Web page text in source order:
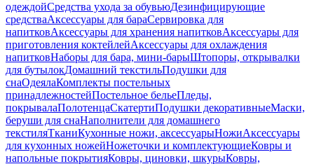
одеждойСредства ухода за обувьюДезинфицирующие
средстваАксессуары для бараСервировка для
напитковАксессуары для хранения напитковАксессуары для
приготовления коктейлейАксессуары для охлаждения
напитковНаборы для бара, мини-барыШтопоры, открывалки
для бутылокДомашний текстильПодушки для
снаОдеялаКомплекты постельных
принадлежностейПостельное бельеПледы,
покрывалаПолотенцаСкатертиПодушки декоративныеМаски,
беруши для снаНаполнители для домашнего
текстиляТканиКухонные ножи, аксессуарыНожиАксессуары
для кухонных ножейНожеточки и комплектующиеКовры и
напольные покрытияКовры, циновки, шкурыКовры,